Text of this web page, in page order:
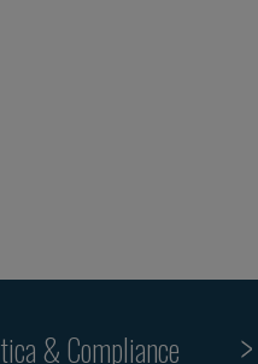
& Compliance